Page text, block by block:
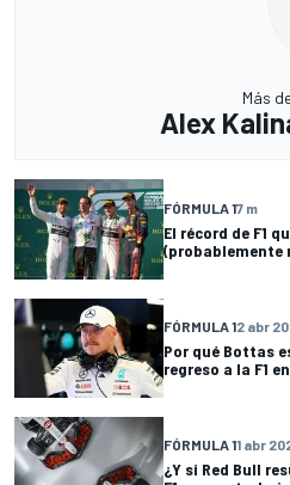
Más
Alex
FÓRMULA 17 m
El récord de F1
(probablemente
FÓRMULA 12 abr
Por qué Bottas
regreso a la F1
FÓRMULA 11 abr
¿Y si Red Bull